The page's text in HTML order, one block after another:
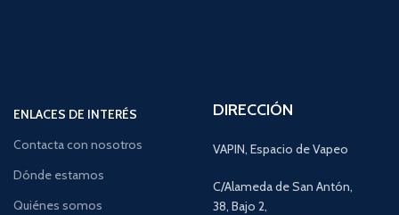
ENLACES DE INTERÉS
Contacta con nosotros
Dónde estamos
Quiénes somos
DIRECCIÓN
VAPIN, Espacio de Vapeo
C/Alameda de San Antón,
38, Bajo 2,